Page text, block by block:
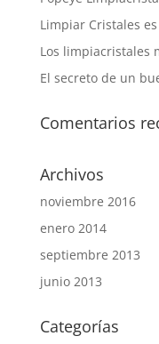
Limpiar Cristales
Los limpiacristales
El secreto de un
Comentarios
Archivos
noviembre 2016
enero 2014
septiembre 2013
junio 2013
Categorías